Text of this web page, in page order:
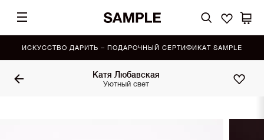
ИСКУССТВО ДАРИТЬ – ПОДАРОЧНЫЙ СЕРТИФИКАТ SAMPLE
Катя Любавская
Уютный свет